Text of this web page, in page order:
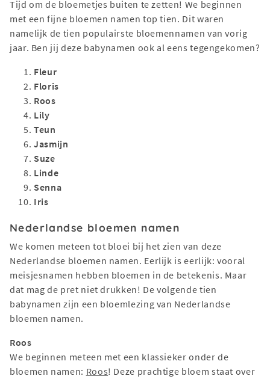
Tijd om de bloemetjes buiten te zetten! We beginnen
met een fijne bloemen namen top tien. Dit waren
namelijk de tien populairste bloemennamen van vorig
jaar. Ben jij deze babynamen ook al eens tegengekomen?
Fleur
Floris
Roos
Lily
Teun
Jasmijn
Suze
Linde
Senna
Iris
Nederlandse bloemen namen
We komen meteen tot bloei bij het zien van deze
Nederlandse bloemen namen. Eerlijk is eerlijk: vooral
meisjesnamen hebben bloemen in de betekenis. Maar
dat mag de pret niet drukken! De volgende tien
babynamen zijn een bloemlezing van Nederlandse
bloemen namen.
Roos
We beginnen meteen met een klassieker onder de
bloemen namen: Roos! Deze prachtige bloem staat over